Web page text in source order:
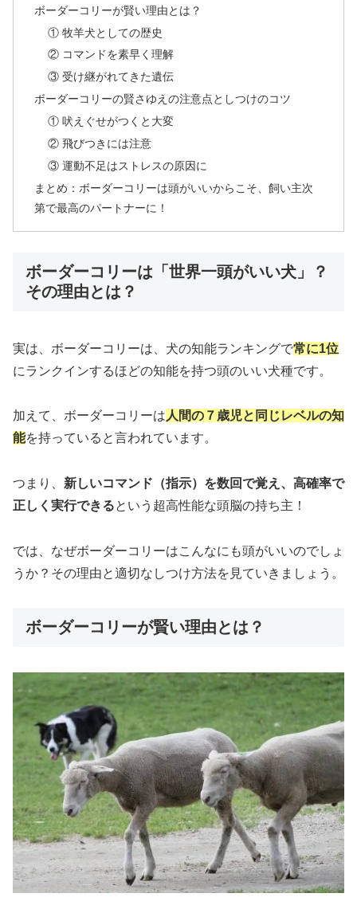
ボーダーコリーが賢い理由とは？
① 牧羊犬としての歴史
② コマンドを素早く理解
③ 受け継がれてきた遺伝
ボーダーコリーの賢さゆえの注意点としつけのコツ
① 吠えぐせがつくと大変
② 飛びつきには注意
③ 運動不足はストレスの原因に
まとめ：ボーダーコリーは頭がいいからこそ、飼い主次
第で最高のパートナーに！
ボーダーコリーは「世界一頭がいい犬」？
その理由とは？
実は、ボーダーコリーは、犬の知能ランキングで常に1位
にランクインするほどの知能を持つ頭のいい犬種です。
加えて、ボーダーコリーは人間の７歳児と同じレベルの知
能を持っていると言われています。
つまり、 新しいコマンド（指示）を数回で覚え、高確率で
正しく実行できるという超高性能な頭脳の持ち主！
では、なぜボーダーコリーはこんなにも頭がいいのでしょ
うか？その理由と適切なしつけ方法を見ていきましょう。
ボーダーコリーが賢い理由とは？